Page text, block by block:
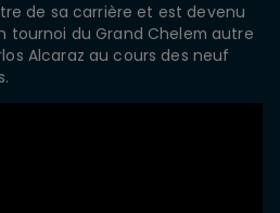
de sa carrière et est devenu
tournoi du Grand Chelem autre
Alcaraz au cours des neuf